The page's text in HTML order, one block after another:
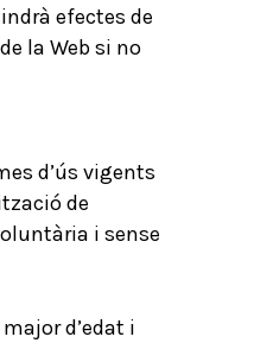
efectes de
la Web si no
d’ús vigents
de
i sense
d’edat i